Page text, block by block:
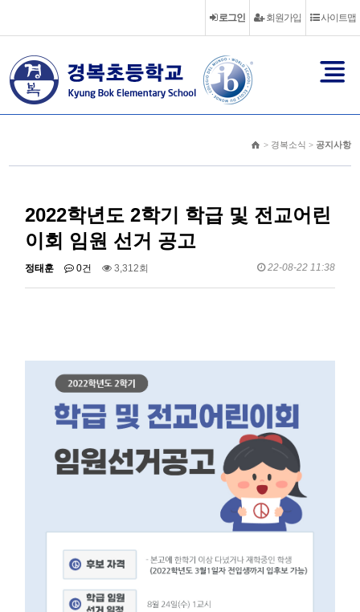
사이트맵
회원가입
로그인
> 경복소식 > 공지사항
2022학년도 2학기 학급 및 전교어린
이회 임원 선거 공고
정태훈 0건 3,312회 22-08-22 11:38